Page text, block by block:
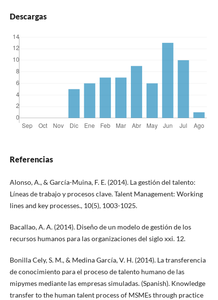
Descargas
Referencias
Alonso, A., & García-Muina, F. E. (2014). La gestión del talento:
Líneas de trabajo y procesos clave. Talent Management: Working
lines and key processes., 10(5), 1003-1025.
Bacallao, A. A. (2014). Diseño de un modelo de gestión de los
recursos humanos para las organizaciones del siglo xxi. 12.
Bonilla Cely, S. M., & Medina García, V. H. (2014). La transferencia
de conocimiento para el proceso de talento humano de las
mipymes mediante las empresas simuladas. (Spanish). Knowledge
transfer to the human talent process of MSMEs through practice